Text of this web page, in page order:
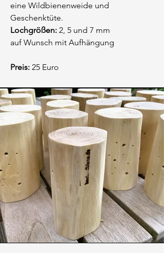
eine Wildbienenweide und
Geschenktüte.
Lochgrößen: 2, 5 und 7 mm
auf Wunsch mit Aufhängung
Preis: 25 Euro